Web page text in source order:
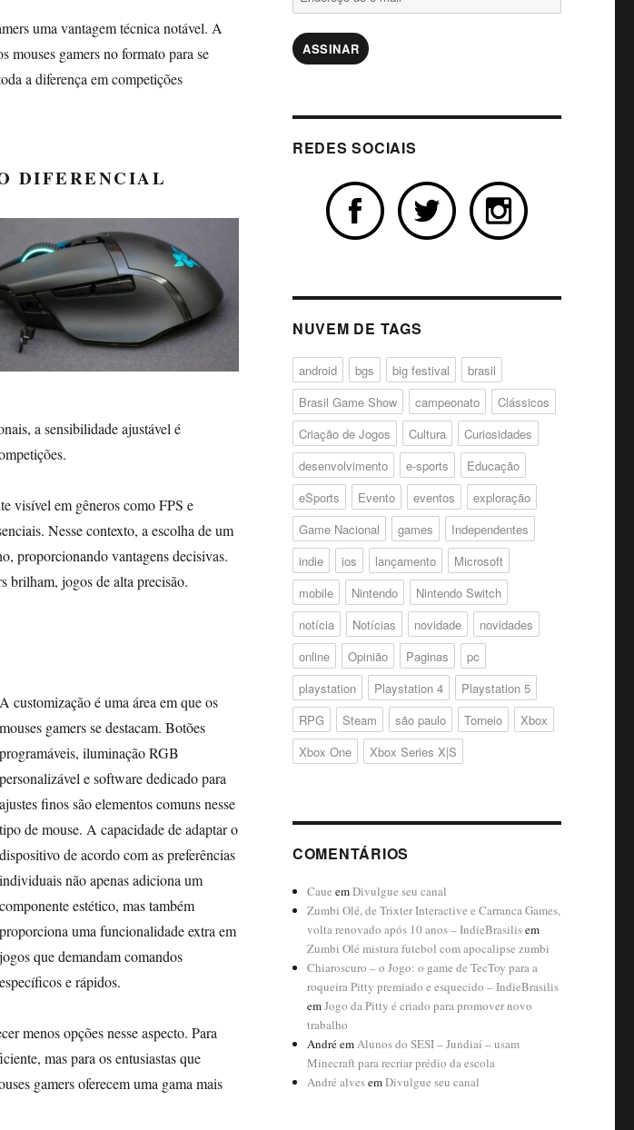
uma vantagem técnica notável. A
mouses gamers no formato para se
a diferença em competições
DIFERENCIAL
a sensibilidade ajustável é
visível em gêneros como FPS e
Nesse contexto, a escolha de um
proporcionando vantagens decisivas.
brilham, jogos de alta precisão.
A customização é uma área em que os
mouses gamers se destacam. Botões
programáveis, iluminação RGB
personalizável e software dedicado para
ajustes finos são elementos comuns nesse
tipo de mouse. A capacidade de adaptar o
dispositivo de acordo com as preferências
individuais não apenas adiciona um
componente estético, mas também
proporciona uma funcionalidade extra em
jogos que demandam comandos
específicos e rápidos.
menos opções nesse aspecto. Para
mas para os entusiastas que
gamers oferecem uma gama mais
de
mailASSINAR
REDES SOCIAIS
NUVEM DE TAGS
android bgs big festival
brasil
Brasil Game Show
campeonato
Clássicos
Criação de Jogos
Cultura
Curiosidades
desenvolvimento
e-sports
Educação
eSports
Evento eventos
exploração
Game Nacional
games
Independentes
indie
ios lançamento
Microsoft
mobile
Nintendo
Nintendo Switch
notícia
Notícias novidade
novidades
online
Opinião Paginas
pc
playstation
Playstation 4
Playstation 5
RPG
Steam são paulo Torneio
Xbox
Xbox One
Xbox Series X|S
COMENTÁRIOS
Caue emDivulgue seu canal
Zumbi Olé, de Trixter Interactive e Carranca Games,
volta renovado após 10 anos – IndieBrasilisem
Zumbi Olé mistura futebol com apocalipse zumbi
Chiaroscuro – o Jogo: o game de TecToy para a
roqueira Pitty premiado e esquecido – IndieBrasilis
emJogo da Pitty é criado para promover novo
trabalho
AndréemAlunos do SESI – Jundiaí – usam
Minecraft para recriar prédio da escola
André alvesemDivulgue seu canal